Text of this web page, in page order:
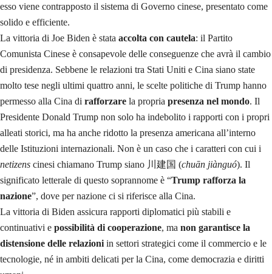
esso viene contrapposto il sistema di Governo cinese, presentato come
solido e efficiente.
La vittoria di Joe Biden è stata accolta con cautela: il Partito
Comunista Cinese è consapevole delle conseguenze che avrà il cambio
di presidenza. Sebbene le relazioni tra Stati Uniti e Cina siano state
molto tese negli ultimi quattro anni, le scelte politiche di Trump hanno
permesso alla Cina di rafforzare la propria presenza nel mondo. Il
Presidente Donald Trump non solo ha indebolito i rapporti con i propri
alleati storici, ma ha anche ridotto la presenza americana all’interno
delle Istituzioni internazionali. Non è un caso che i caratteri con cui i
netizens cinesi chiamano Trump siano 川建国 (chuān jiànguó). Il
significato letterale di questo soprannome è “Trump rafforza la
nazione”, dove per nazione ci si riferisce alla Cina.
La vittoria di Biden assicura rapporti diplomatici più stabili e
continuativi e possibilità di cooperazione, ma non garantisce la
distensione delle relazioni in settori strategici come il commercio e le
tecnologie, né in ambiti delicati per la Cina, come democrazia e diritti